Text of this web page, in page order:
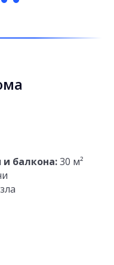
балкона:30 м²